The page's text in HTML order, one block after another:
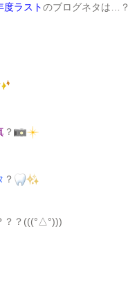
度ラストのブログネタは…？
？
？
？？(((°△°)))